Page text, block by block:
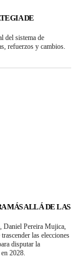
DE
del sistema de
refuerzos y cambios.
MÁS ALLÁ DE LAS
Daniel Pereira Mujica,
las elecciones
disputar la
2028.